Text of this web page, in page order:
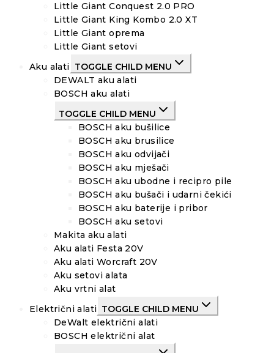
Little Giant Conquest 2.0 PRO
Little Giant King Kombo 2.0 XT
Little Giant oprema
Little Giant setovi
Aku alati TOGGLE CHILD MENU
DEWALT aku alati
BOSCH aku alati
TOGGLE CHILD MENU
BOSCH aku bušilice
BOSCH aku brusilice
BOSCH aku odvijači
BOSCH aku mješači
BOSCH aku ubodne i recipro pile
BOSCH aku bušači i udarni čekići
BOSCH aku baterije i pribor
BOSCH aku setovi
Makita aku alati
Aku alati Festa 20V
Aku alati Worcraft 20V
Aku setovi alata
Aku vrtni alat
Električni alati TOGGLE CHILD MENU
DeWalt električni alati
BOSCH električni alat